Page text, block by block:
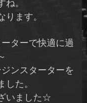
。
ります。
ターで快適に過
ンスターターを
した。
いました☆